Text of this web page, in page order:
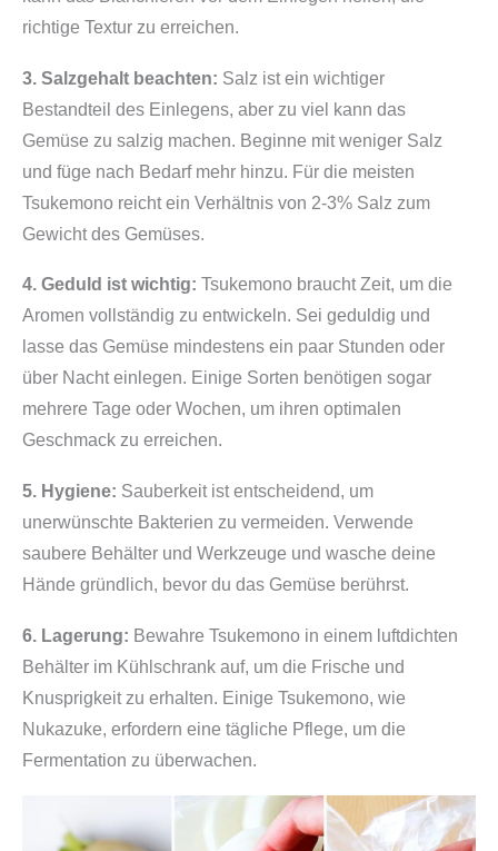
richtige Textur zu erreichen.
3. Salzgehalt beachten: Salz ist ein wichtiger
Bestandteil des Einlegens, aber zu viel kann das
Gemüse zu salzig machen. Beginne mit weniger Salz
und füge nach Bedarf mehr hinzu. Für die meisten
Tsukemono reicht ein Verhältnis von 2-3% Salz zum
Gewicht des Gemüses.
4. Geduld ist wichtig: Tsukemono braucht Zeit, um die
Aromen vollständig zu entwickeln. Sei geduldig und
lasse das Gemüse mindestens ein paar Stunden oder
über Nacht einlegen. Einige Sorten benötigen sogar
mehrere Tage oder Wochen, um ihren optimalen
Geschmack zu erreichen.
5. Hygiene: Sauberkeit ist entscheidend, um
unerwünschte Bakterien zu vermeiden. Verwende
saubere Behälter und Werkzeuge und wasche deine
Hände gründlich, bevor du das Gemüse berührst.
6. Lagerung: Bewahre Tsukemono in einem luftdichten
Behälter im Kühlschrank auf, um die Frische und
Knusprigkeit zu erhalten. Einige Tsukemono, wie
Nukazuke, erfordern eine tägliche Pflege, um die
Fermentation zu überwachen.